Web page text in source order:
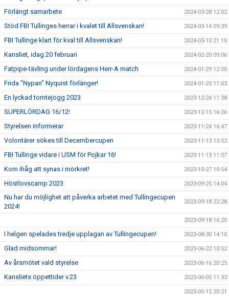
Förlängt samarbete 2024-03-28 12:02
Stöd FBI Tullinges herrar i kvalet till Allsvenskan! 2024-03-14 09:39
FBI Tullinge klart för kval till Allsvenskan! 2024-03-10 21:10
Kansliet, idag 20 februari 2024-02-20 09:06
Fatpipe-tävling under lördagens Herr-A match 2024-01-29 12:00
Frida "Nypan" Nyquist förlänger! 2024-01-23 11:03
En lyckad tomtejogg 2023 2023-12-24 11:38
SUPERLÖRDAG 16/12! 2023-12-15 16:26
Styrelsen informerar 2023-11-24 16:47
Volontärer sökes till Decembercupen 2023-11-13 13:52
FBI Tullinge vidare i USM för Pojkar 16! 2023-11-13 11:07
Kom ihåg att synas i mörkret! 2023-10-27 10:54
Höstlovscamp 2023 2023-09-25 14:04
Nu har du möjlighet att påverka arbetet med Tullingecupen
2024!
2023-09-18 22:28
2023-09-18 16:20
I helgen spelades tredje upplagan av Tullingecupen! 2023-08-30 14:10
Glad midsommar! 2023-06-22 10:52
Av årsmötet vald styrelse 2023-06-16 20:25
Kansliets öppettider v.23 2023-06-05 11:33
2023-05-15 20:21